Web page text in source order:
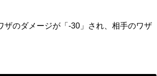
ザのダメージが「-30」され、相手のワザ